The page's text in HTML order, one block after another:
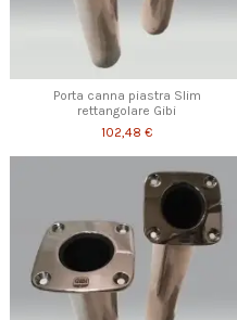
Porta canna piastra Slim
rettangolare Gibi
102,48 €